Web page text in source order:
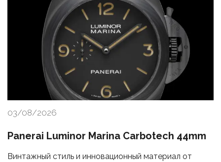
03/08/2026
Panerai Luminor Marina Carbotech 44mm
Винтажный стиль и инновационный материал от